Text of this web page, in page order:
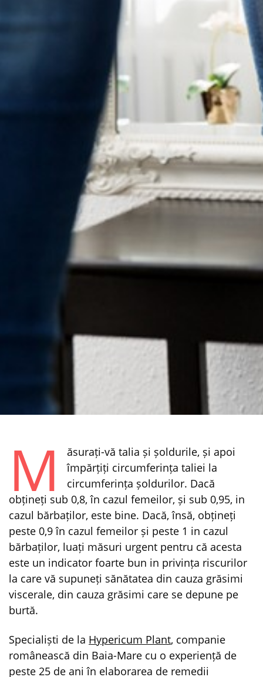
M
ăsurați-vă talia și șoldurile, și apoi
împărțiți circumferința taliei la
circumferința șoldurilor. Dacă
obțineți sub 0,8, în cazul femeilor, și sub 0,95, in
cazul bărbaților, este bine. Dacă, însă, obțineți
peste 0,9 în cazul femeilor și peste 1 in cazul
bărbaților, luați măsuri urgent pentru că acesta
este un indicator foarte bun in privința riscurilor
la care vă supuneți sănătatea din cauza grăsimi
viscerale, din cauza grăsimi care se depune pe
burtă.
Specialiști de la Hypericum Plant, companie
românească din Baia-Mare cu o experiență de
peste 25 de ani în elaborarea de remedii